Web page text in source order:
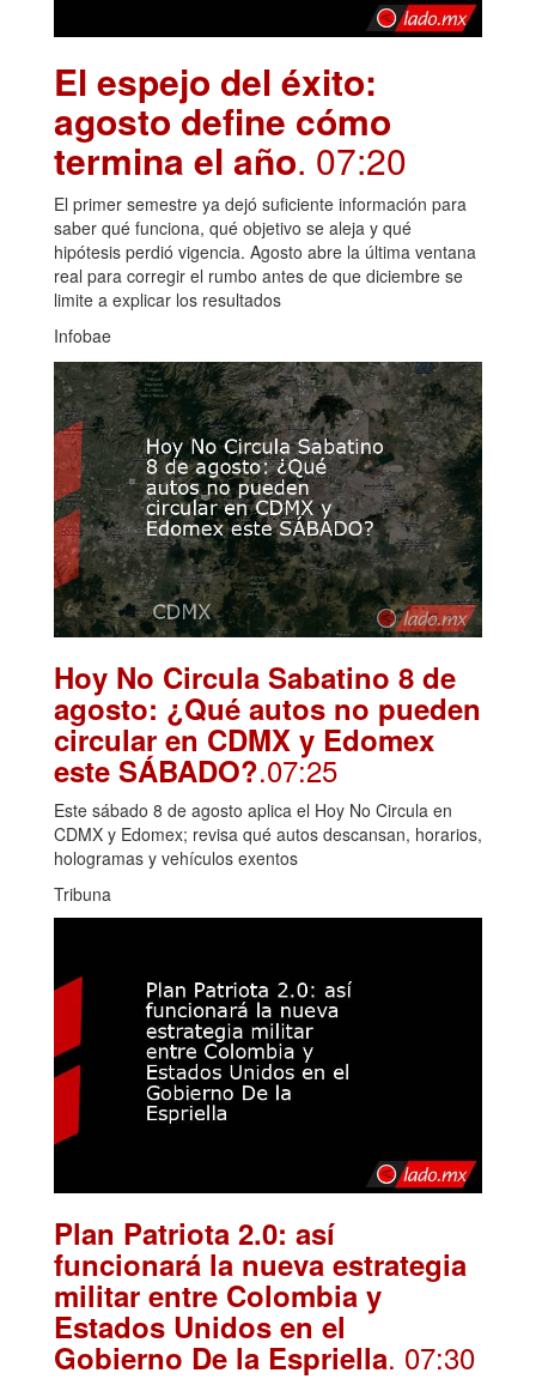
El espejo del éxito:
agosto define cómo
termina el año. 07:20
El primer semestre ya dejó suficiente información para
saber qué funciona, qué objetivo se aleja y qué
hipótesis perdió vigencia. Agosto abre la última ventana
real para corregir el rumbo antes de que diciembre se
limite a explicar los resultados
Infobae
Hoy No Circula Sabatino 8 de
agosto: ¿Qué autos no pueden
circular en CDMX y Edomex
este SÁBADO?.07:25
Este sábado 8 de agosto aplica el Hoy No Circula en
CDMX y Edomex; revisa qué autos descansan, horarios,
hologramas y vehículos exentos
Tribuna
Plan Patriota 2.0: así
funcionará la nueva estrategia
militar entre Colombia y
Estados Unidos en el
Gobierno De la Espriella. 07:30